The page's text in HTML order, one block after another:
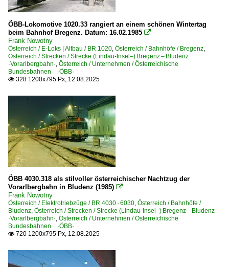
Vorarlberg
Regional- und Fernverkehr
EC EuroCity-Züge
EN EuroNight-Züge
IC InterCity-Züge
R Regionalverkehrszüge
REX Regional-Express-Züge
RJ RailJet-Züge
RJX RailJet-Express-Züge
S-Bahn Vorarlberg
Sonstiges
Private EVUs
ÖBB-Lokomotive 1020.33 rangiert an einem schönen Wintertag
beim Bahnhof Bregenz. Datum: 16.02.1985 
Frank Nowotny
Österreich / E-Loks | Altbau / BR 1020, Österreich / Bahnhöfe / Bregenz,
Österreich / Strecken / Strecke (Lindau-Insel–) Bregenz – Bludenz
·Vorarlbergbahn·, Österreich / Unternehmen / Österreichische
Bundesbahnen ·ÖBB·
 328 1200x795 Px, 12.08.2025
ÖBB 4030.318 als stilvoller österreichischer Nachtzug der
Vorarlbergbahn in Bludenz (1985) 
Frank Nowotny
Österreich / Elektrotriebzüge / BR 4030 · 6030, Österreich / Bahnhöfe /
Bludenz, Österreich / Strecken / Strecke (Lindau-Insel–) Bregenz – Bludenz
·Vorarlbergbahn·, Österreich / Unternehmen / Österreichische
Bundesbahnen ·ÖBB·
 720 1200x795 Px, 12.08.2025